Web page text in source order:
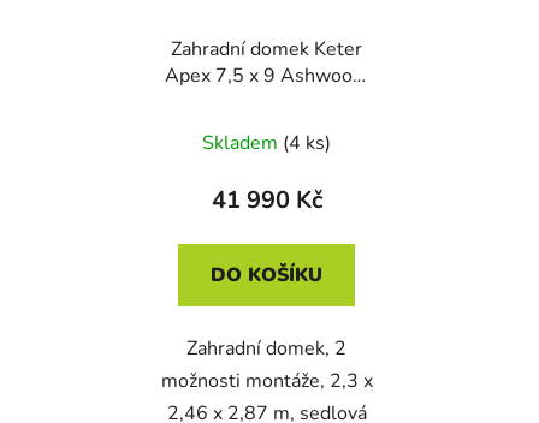
Zahradní domek Keter
Apex 7,5 x 9 Ashwood,
Skladem (4 ks)
41 990 Kč
DO KOŠÍKU
Zahradní domek, 2
možnosti montáže, 2,3 x
2,46 x 2,87 m, sedlová